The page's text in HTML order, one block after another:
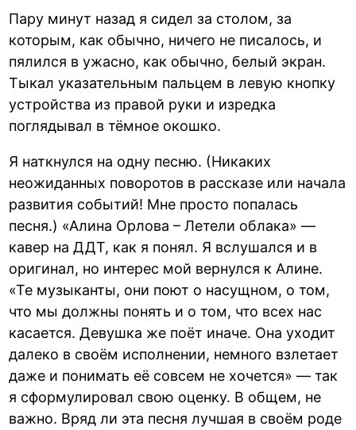
Пару минут назад я сидел за столом, за
которым, как обычно, ничего не писалось, и
пялился в ужасно, как обычно, белый экран.
Тыкал указательным пальцем в левую кнопку
устройства из правой руки и изредка
поглядывал в тёмное окошко.
Я наткнулся на одну песню. (Никаких
неожиданных поворотов в рассказе или начала
развития событий! Мне просто попалась
песня.) «Алина Орлова – Летели облака» —
кавер на ДДТ, как я понял. Я вслушался и в
оригинал, но интерес мой вернулся к Алине.
«Те музыканты, они поют о насущном, о том,
что мы должны понять и о том, что всех нас
касается. Девушка же поёт иначе. Она уходит
далеко в своём исполнении, немного взлетает
даже и понимать её совсем не хочется» — так
я сформулировал свою оценку. В общем, не
важно. Вряд ли эта песня лучшая в своём роде